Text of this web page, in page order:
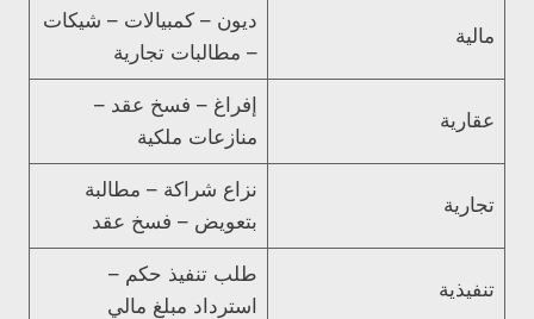
مالية
ديون – كمبيالات – شيكات
– مطالبات تجارية
عقارية
إفراغ – فسخ عقد –
منازعات ملكية
تجارية
نزاع شراكة – مطالبة
بتعويض – فسخ عقد
تنفيذية
طلب تنفيذ حكم –
استرداد مبلغ مالي